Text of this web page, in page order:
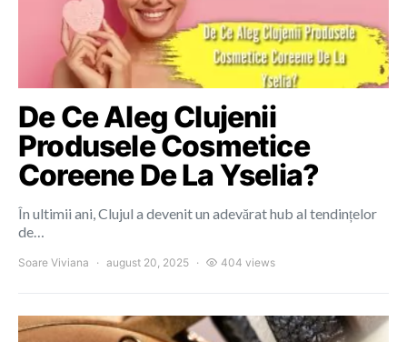
De Ce Aleg Clujenii
Produsele Cosmetice
Coreene De La Yselia?
În ultimii ani, Clujul a devenit un adevărat hub al tendințelor
de…
Soare Viviana august 20, 2025 404 views